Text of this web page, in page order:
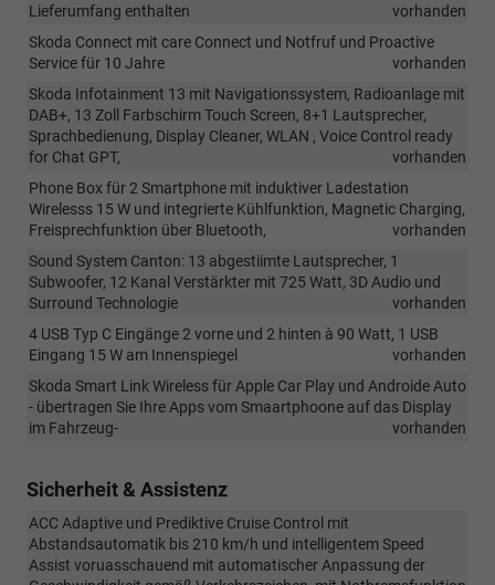
Lieferumfang enthalten
vorhanden
Skoda Connect mit care Connect und Notfruf und Proactive
Service für 10 Jahre
vorhanden
Skoda Infotainment 13 mit Navigationssystem, Radioanlage mit
DAB+, 13 Zoll Farbschirm Touch Screen, 8+1 Lautsprecher,
Sprachbedienung, Display Cleaner, WLAN , Voice Control ready
for Chat GPT,
vorhanden
Phone Box für 2 Smartphone mit induktiver Ladestation
Wirelesss 15 W und integrierte Kühlfunktion, Magnetic Charging,
Freisprechfunktion über Bluetooth,
vorhanden
Sound System Canton: 13 abgestiimte Lautsprecher, 1
Subwoofer, 12 Kanal Verstärkter mit 725 Watt, 3D Audio und
Surround Technologie
vorhanden
4 USB Typ C Eingänge 2 vorne und 2 hinten à 90 Watt, 1 USB
Eingang 15 W am Innenspiegel
vorhanden
Skoda Smart Link Wireless für Apple Car Play und Androide Auto
- übertragen Sie Ihre Apps vom Smaartphoone auf das Display
im Fahrzeug-
vorhanden
Sicherheit & Assistenz
ACC Adaptive und Prediktive Cruise Control mit
Abstandsautomatik bis 210 km/h und intelligentem Speed
Assist voruasschauend mit automatischer Anpassung der